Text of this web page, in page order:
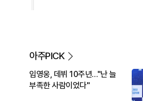
아주PICK
임영웅, 데뷔 10주년…"난 늘
부족한 사람이었다"